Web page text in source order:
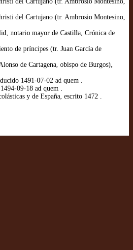
del Cartujano (tr. Ambrosio Montesino,
notario mayor de Castilla, Crónica de
de príncipes (tr. Juan García de
de Cartagena, obispo de Burgos),
1491-07-02 ad quem .
09-18 ad quem .
y de España, escrito 1472 .